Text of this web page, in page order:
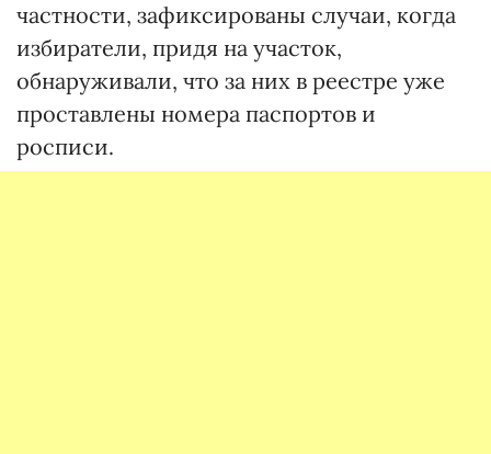
частности, зафиксированы случаи, когда
избиратели, придя на участок,
обнаруживали, что за них в реестре уже
проставлены номера паспортов и
росписи.